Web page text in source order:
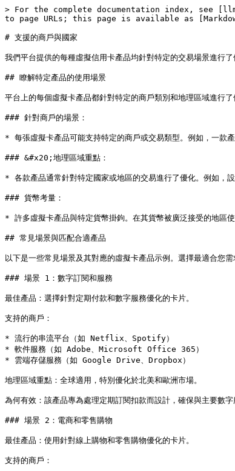
> For the complete documentation index, see
to page URLs; this page is available as
# 支援的商戶與國家
我們平台提供的每種虛擬信用卡產品均針對特定的交易場景進行
## 瞭解特定產品的使用場景
平台上的每個虛擬卡產品都針對特定的商戶類別和地理區域進行
### 針對商戶的場景：
* 每張虛擬卡產品可能支持特定的商戶或交易類型。例如，一款
### &#x20;地理區域重點：
* 各款產品通常針對特定國家或地區的交易進行了優化。例如，
### 貨幣考量：
* 許多虛擬卡產品與特定貨幣掛鉤。在其貨幣被廣泛接受的地區
## 常見場景與匹配合適產品
以下是一些常見場景及其對應的虛擬卡產品示例。選擇最適合您
### 場景 1：數字訂閱和服務
最佳產品：選擇針對定期付款和數字服務優化的卡片。
支持的商戶：
* 流行的串流平台（如 Netflix、Spotify）
* 軟件服務（如 Adobe、Microsoft Office 365）
* 雲端存儲服務（如 Google Drive、Dropbox）
地理區域重點：全球適用，特別優化於北美和歐洲市場。
為何有效：該產品專為處理定期訂閱扣款而設計，確保與主要數字
### 場景 2：電商和零售購物
最佳產品：使用針對線上購物和零售購物優化的卡片。
支持的商戶：